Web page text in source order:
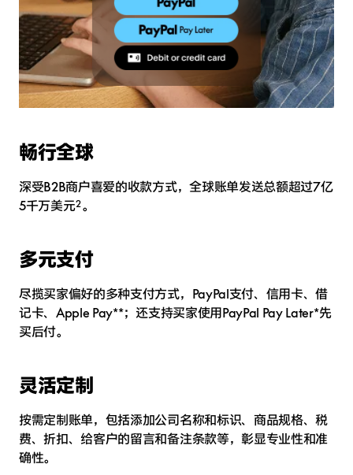
畅行全球
深受B2B商户喜爱的收款方式，全球账单发送总额超过7亿
5千万美元2。
多元支付
尽揽买家偏好的多种支付方式，PayPal支付、信用卡、借
记卡、Apple Pay**；还支持买家使用PayPal Pay Later*先
买后付。
灵活定制
按需定制账单，包括添加公司名称和标识、商品规格、税
费、折扣、给客户的留言和备注条款等，彰显专业性和准
确性。